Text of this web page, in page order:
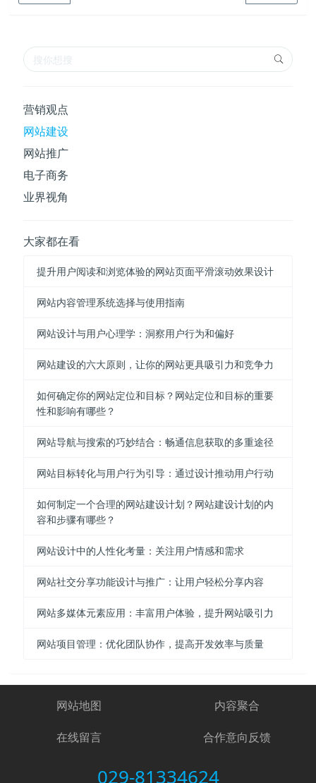
营销观点
网站建设
网站推广
电子商务
业界视角
大家都在看
提升用户阅读和浏览体验的网站页面平滑滚动效果设计
网站内容管理系统选择与使用指南
网站设计与用户心理学：洞察用户行为和偏好
网站建设的六大原则，让你的网站更具吸引力和竞争力
如何确定你的网站定位和目标？网站定位和目标的重要
性和影响有哪些？
网站导航与搜索的巧妙结合：畅通信息获取的多重途径
网站目标转化与用户行为引导：通过设计推动用户行动
如何制定一个合理的网站建设计划？网站建设计划的内
容和步骤有哪些？
网站设计中的人性化考量：关注用户情感和需求
网站社交分享功能设计与推广：让用户轻松分享内容
网站多媒体元素应用：丰富用户体验，提升网站吸引力
网站项目管理：优化团队协作，提高开发效率与质量
网站地图 内容聚合
在线留言 合作意向反馈
029-81334624